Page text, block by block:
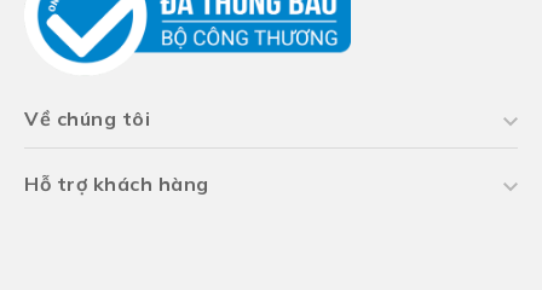
Về chúng tôi
Hỗ trợ khách hàng